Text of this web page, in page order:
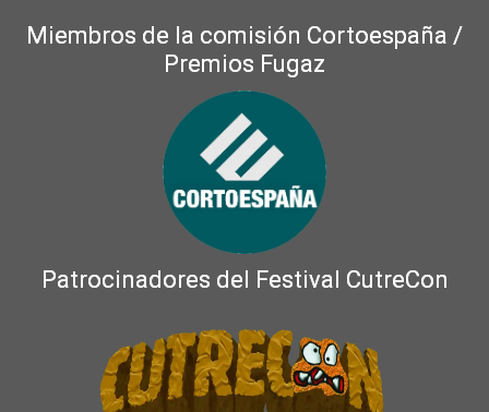
Miembros de la comisión Cortoespaña /
Premios Fugaz
Patrocinadores del Festival CutreCon